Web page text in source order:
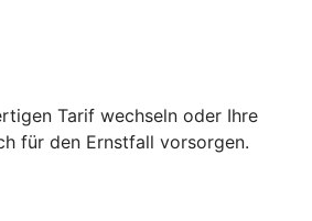
Tarif wechseln oder Ihre
für den Ernstfall vorsorgen.